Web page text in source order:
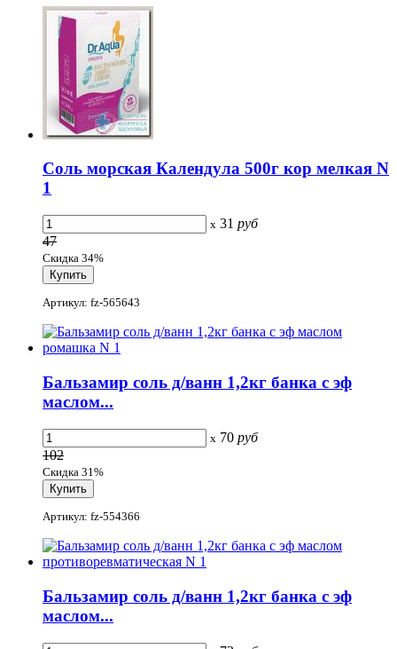
Соль морская Календула 500г кор мелкая N
1
x 31 руб
47
Скидка 34%
Артикул: fz-565643
Бальзамир соль д/ванн 1,2кг банка с эф
маслом...
x 70 руб
102
Скидка 31%
Артикул: fz-554366
Бальзамир соль д/ванн 1,2кг банка с эф
маслом...